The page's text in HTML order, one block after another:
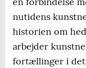
nutidens
historien om
arbejder
fortællinger i det